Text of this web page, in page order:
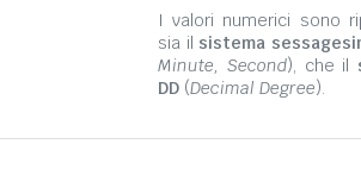
I valori numerici sono
sia il sistema
Minute, Second), che il
DD (Decimal Degree).